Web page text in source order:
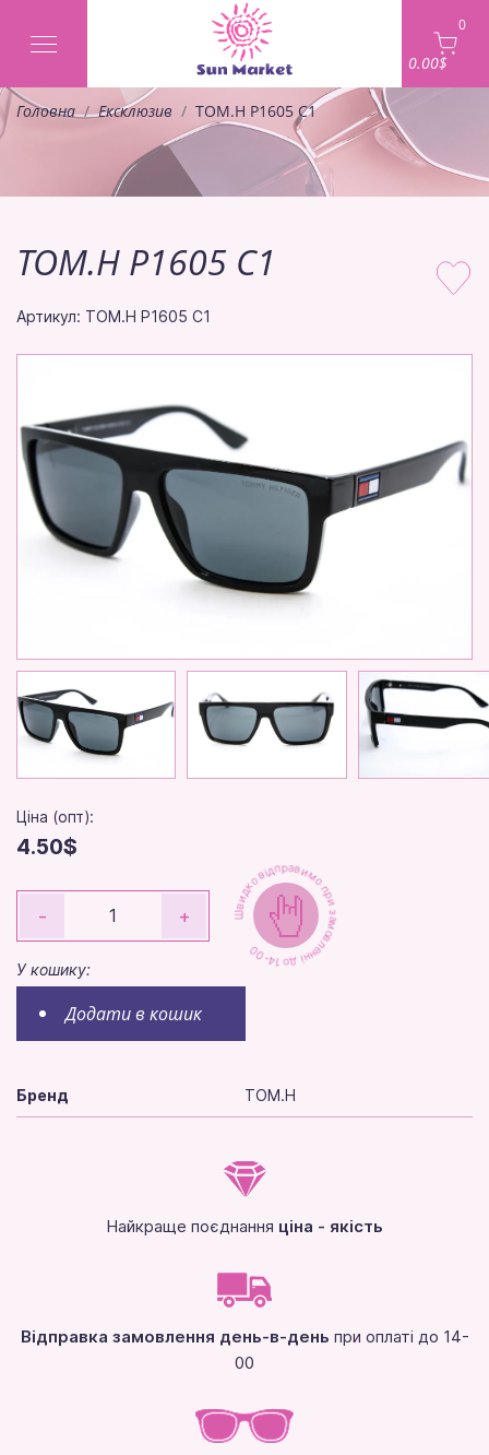
0
0.00$
Головна Ексклюзив TOM.H P1605 C1
TOM.H P1605 C1
Артикул: TOM.H P1605 C1
Ціна (опт):
4.50$
- +
У кошику:
Додати в кошик
Швидко відправимо при замовленні до 14-00
Бренд TOM.H
Найкраще поєднання ціна - якість
Відправка замовлення день-в-день при оплаті до 14-
00